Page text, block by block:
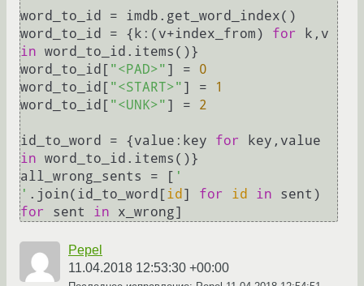
word_to_id = imdb.get_word_index()
word_to_id = {k:(v+index_from) for
in word_to_id.items()}
word_to_id[ "<PAD>" ] = 0
word_to_id[ "<START>" ] =
1
word_to_id[ "<UNK>" ] = 2
id_to_word = {value:key for
in word_to_id.items()}
all_wrong_sents = [ '
' .join(id_to_word[id ] for id in
for
sent in
Pepel
11.04.2018 12:53:30 +00:00